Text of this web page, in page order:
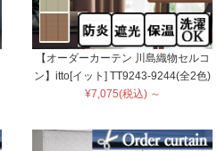
【オーダーカーテン 川島織物セルコ
ン】itto[イット] TT9243-9244(全2色)
¥7,075(税込) ～